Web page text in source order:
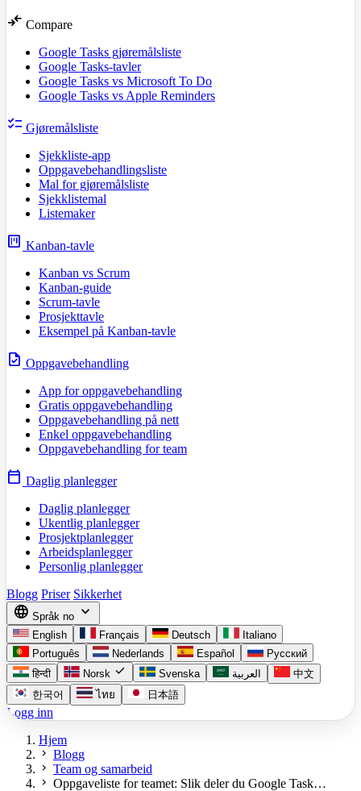
compare_arrows Compare
Google Tasks gjøremålsliste
Google Tasks-tavler
Google Tasks vs Microsoft To Do
Google Tasks vs Apple Reminders
checklist Gjøremålsliste
Sjekkliste-app
Oppgavebehandlingsliste
Mal for gjøremålsliste
Sjekklistemal
Listemaker
view_kanban Kanban-tavle
Kanban vs Scrum
Kanban-guide
Scrum-tavle
Prosjekttavle
Eksempel på Kanban-tavle
task Oppgavebehandling
App for oppgavebehandling
Gratis oppgavebehandling
Oppgavebehandling på nett
Enkel oppgavebehandling
Oppgavebehandling for team
calendar_today Daglig planlegger
Daglig planlegger
Ukentlig planlegger
Prosjektplanlegger
Arbeidsplanlegger
Personlig planlegger
Blogg Priser Sikkerhet
language Språk no expand_more
English Français Deutsch
Italiano
Português
Nederlands Español
Русский
हिन्दी
Norsk check Svenska العربية
中文
한국어
ไทย 日本語
Logg inn
Hjem
chevron_right Blogg
chevron_right Team og samarbeid
chevron_right Oppgaveliste for teamet: Slik deler du Google Task…